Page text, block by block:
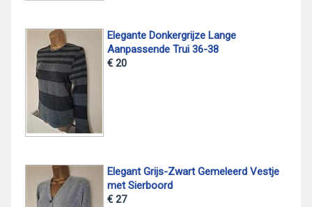
Elegante Donkergrijze Lange
Aanpassende Trui 36-38
€ 20
Elegant Grijs-Zwart Gemeleerd Vestje
met Sierboord
€ 27